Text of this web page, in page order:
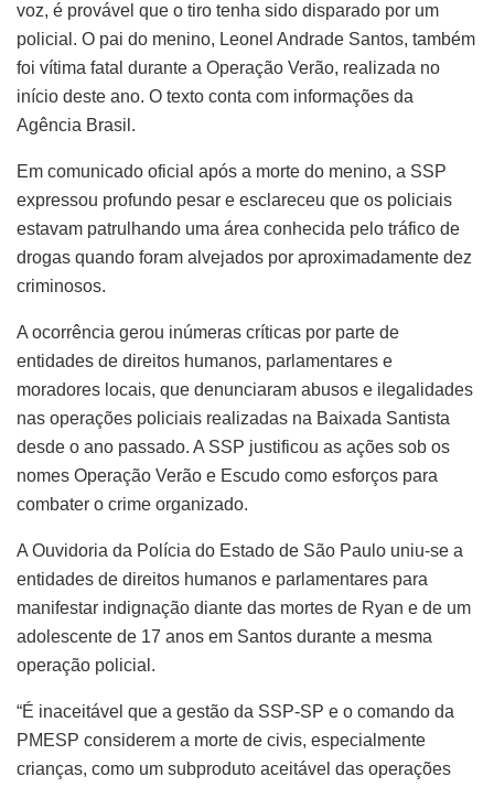
voz, é provável que o tiro tenha sido disparado por um
policial. O pai do menino, Leonel Andrade Santos, também
foi vítima fatal durante a Operação Verão, realizada no
início deste ano. O texto conta com informações da
Agência Brasil.
Em comunicado oficial após a morte do menino, a SSP
expressou profundo pesar e esclareceu que os policiais
estavam patrulhando uma área conhecida pelo tráfico de
drogas quando foram alvejados por aproximadamente dez
criminosos.
A ocorrência gerou inúmeras críticas por parte de
entidades de direitos humanos, parlamentares e
moradores locais, que denunciaram abusos e ilegalidades
nas operações policiais realizadas na Baixada Santista
desde o ano passado. A SSP justificou as ações sob os
nomes Operação Verão e Escudo como esforços para
combater o crime organizado.
A Ouvidoria da Polícia do Estado de São Paulo uniu-se a
entidades de direitos humanos e parlamentares para
manifestar indignação diante das mortes de Ryan e de um
adolescente de 17 anos em Santos durante a mesma
operação policial.
“É inaceitável que a gestão da SSP-SP e o comando da
PMESP considerem a morte de civis, especialmente
crianças, como um subproduto aceitável das operações